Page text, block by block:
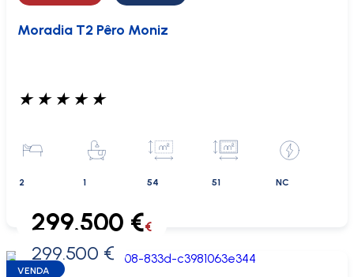
Moradia T2 Pêro Moniz
★ ★ ★ ★ ★
2 1 54 51 NC
0 €
299.500 €€
299.500 €
VENDA